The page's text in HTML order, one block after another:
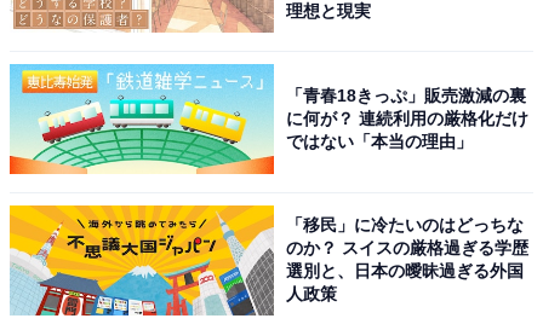
こちらもおすすめ
理想と現実
「青春18きっぷ」販売激減の裏
に何が？ 連続利用の厳格化だけ
ではない「本当の理由」
「移民」に冷たいのはどっちな
のか？ スイスの厳格過ぎる学歴
選別と、日本の曖昧過ぎる外国
人政策